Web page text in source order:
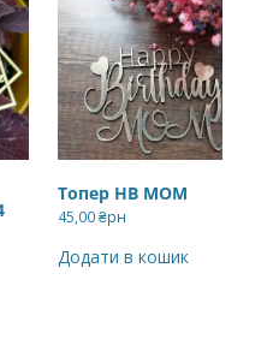
Топер HB MOM
45,00₴рн
Додати в кошик